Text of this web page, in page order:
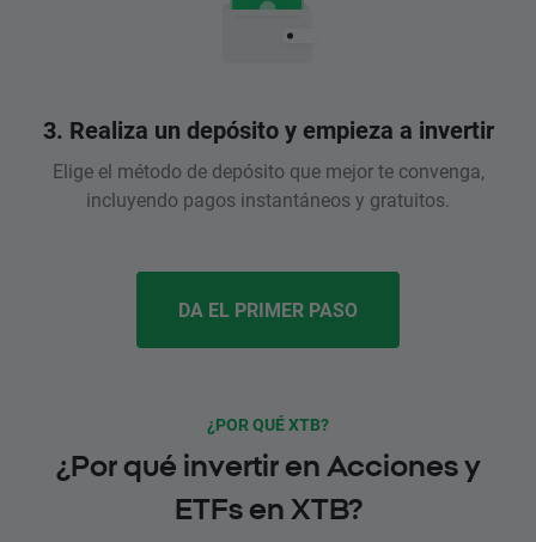
3. Realiza un depósito y empieza a invertir
Elige el método de depósito que mejor te convenga,
incluyendo pagos instantáneos y gratuitos.
DA EL PRIMER PASO
¿POR QUÉ XTB?
¿Por qué invertir en Acciones y
ETFs en XTB?